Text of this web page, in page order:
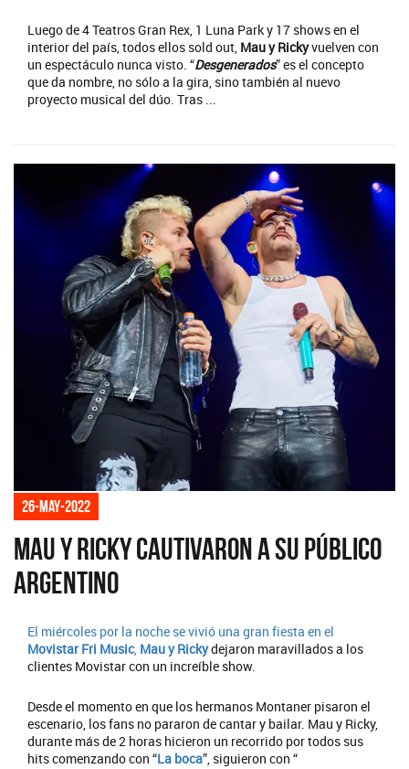
Luego de 4 Teatros Gran Rex, 1 Luna Park y 17 shows en el
interior del país, todos ellos sold out, Mau y Rickyvuelven con
un espectáculo nunca visto. “Desgenerados” es el concepto
que da nombre, no sólo a la gira, sino también al nuevo
proyecto musical del dúo. Tras ...
26-may-2022
Mau y Ricky cautivaron a su público
argentino
El miércoles por la noche se vivió una gran fiesta en el
Movistar Fri Music, Mau y Rickydejaron maravillados a los
clientes Movistar con un increíble show.
Desde el momento en que los hermanos Montaner pisaron el
escenario, los fans no pararon de cantar y bailar. Mau y Ricky,
durante más de 2 horas hicieron un recorrido por todos sus
hits comenzando con “La boca”, siguieron con “